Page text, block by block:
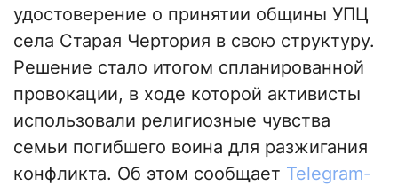
удостоверение о принятии общины УПЦ
села Старая Чертория в свою структуру.
Решение стало итогом спланированной
провокации, в ходе которой активисты
использовали религиозные чувства
семьи погибшего воина для разжигания
конфликта. Об этом сообщает Telegram-